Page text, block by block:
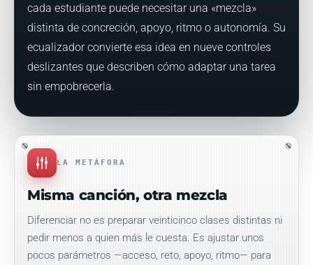
cada estudiante puede necesitar una «mezcla»
distinta de concreción, apoyo, ritmo o autonomía. Su
ecualizador convierte esa idea en nueve controles
deslizantes que describen cómo adaptar una tarea
sin empobrecerla.
LA METÁFORA
Misma canción, otra mezcla
Diferenciar no es preparar veinticinco clases distintas ni
pedir menos a quien más le cuesta. Es ajustar unos
pocos parámetros —acceso, reto, apoyo, ritmo— para